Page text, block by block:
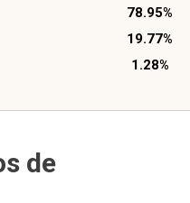
78.95%
19.77%
1.28%
de